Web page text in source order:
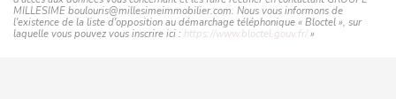
MILLESIME boulouris@millesimeimmobilier.com. Nous vous informons de
l'existence de la liste d'opposition au démarchage téléphonique « Bloctel », sur
laquelle vous pouvez vous inscrire ici : https://www.bloctel.gouv.fr/»